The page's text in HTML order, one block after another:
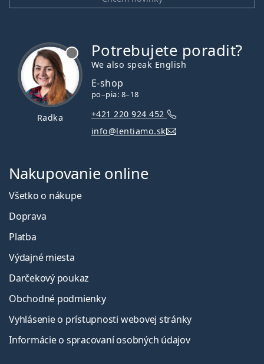
Radka
Potrebujete poradiť?
We also speak English
E-shop
po–pia: 8–18
+421 220 924 452
info@lentiamo.sk
Nakupovanie online
Všetko o nákupe
Doprava
Platba
Výdajné miesta
Darčekový poukaz
Obchodné podmienky
Vyhlásenie o prístupnosti webovej stránky
Informácie o spracovaní osobných údajov